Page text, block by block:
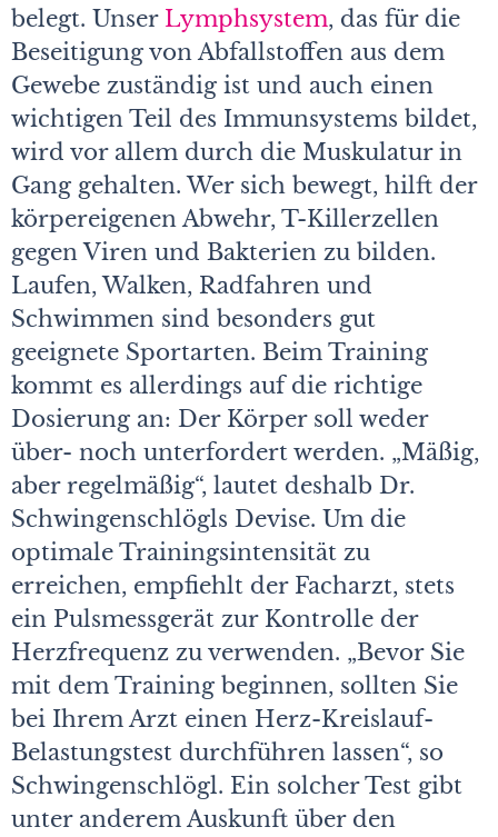
belegt. Unser Lymphsystem, das für die
Beseitigung von Abfallstoffen aus dem
Gewebe zuständig ist und auch einen
wichtigen Teil des Immunsystems bildet,
wird vor allem durch die Muskulatur in
Gang gehalten. Wer sich bewegt, hilft der
körpereigenen Abwehr, T-Killerzellen
gegen Viren und Bakterien zu bilden.
Laufen, Walken, Radfahren und
Schwimmen sind besonders gut
geeignete Sportarten. Beim Training
kommt es allerdings auf die richtige
Dosierung an: Der Körper soll weder
über- noch unterfordert werden. „Mäßig,
aber regelmäßig“, lautet deshalb Dr.
Schwingenschlögls Devise. Um die
optimale Trainingsintensität zu
erreichen, empfiehlt der Facharzt, stets
ein Pulsmessgerät zur Kontrolle der
Herzfrequenz zu verwenden. „Bevor Sie
mit dem Training beginnen, sollten Sie
bei Ihrem Arzt einen Herz-Kreislauf-
Belastungstest durchführen lassen“, so
Schwingenschlögl. Ein solcher Test gibt
unter anderem Auskunft über den